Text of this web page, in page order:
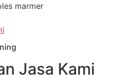
marmer
Jasa Kami